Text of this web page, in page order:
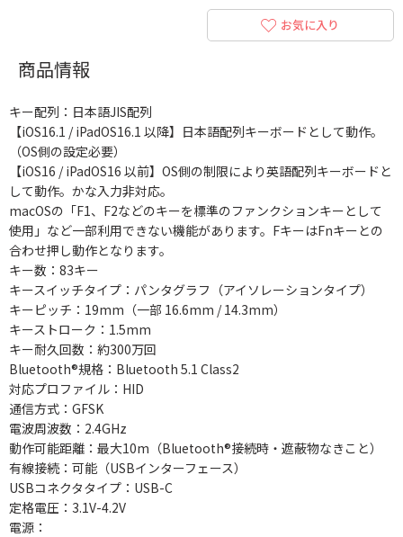
お気に入り
商品情報
キー配列：日本語JIS配列
【iOS16.1 / iPadOS16.1 以降】日本語配列キーボードとして動作。
（OS側の設定必要）
【iOS16 / iPadOS16 以前】OS側の制限により英語配列キーボードと
して動作。かな入力非対応。
macOSの「F1、F2などのキーを標準のファンクションキーとして
使用」など一部利用できない機能があります。FキーはFnキーとの
合わせ押し動作となります。
キー数：83キー
キースイッチタイプ：パンタグラフ（アイソレーションタイプ）
キーピッチ：19mm（一部 16.6mm / 14.3mm）
キーストローク：1.5mm
キー耐久回数：約300万回
Bluetooth®規格：Bluetooth 5.1 Class2
対応プロファイル：HID
通信方式：GFSK
電波周波数：2.4GHz
動作可能距離：最大10m（Bluetooth®接続時・遮蔽物なきこと）
有線接続：可能（USBインターフェース）
USBコネクタタイプ：USB-C
定格電圧：3.1V-4.2V
電源：